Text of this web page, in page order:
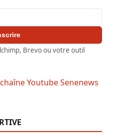
Brevo ou votre outil